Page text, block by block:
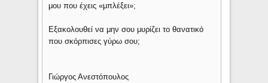
μου που έχεις «μπλέξει»;
Εξακολουθεί να μην σου μυρίζει το θανατικό
που σκόρπισες γύρω σου;
Γιώργος Ανεστόπουλος